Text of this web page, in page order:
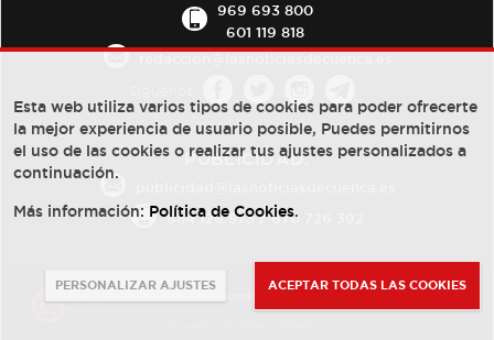
969 693 800
601 119 818
PUBLICIDAD:
684 126 573/670 726 392
Esta web utiliza varios tipos de cookies para poder ofrecerte
la mejor experiencia de usuario posible, Puedes permitirnos
el uso de las cookies o realizar tus ajustes personalizados a
continuación.
Más información: Política de Cookies.
PERSONALIZAR AJUSTES ACEPTAR TODAS LAS COOKIES